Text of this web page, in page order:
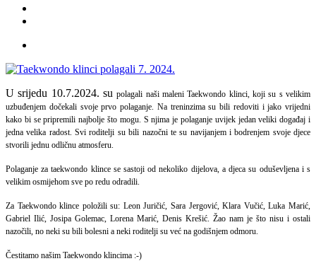
U srijedu 10.7.2024. supolagali naši maleni Taekwondo klinci, koji su s velikim
uzbuđenjem dočekali svoje prvo polaganje. Na treninzima su bili redoviti i jako vrijedni
kako bi se pripremili najbolje što mogu. S njima je polaganje uvijek jedan veliki događaj i
jedna velika radost. Svi roditelji su bili nazočni te su navijanjem i bodrenjem svoje djece
stvorili jednu odličnu atmosferu.
Polaganje za taekwondo klince se sastoji od nekoliko dijelova, a djeca su oduševljena i s
velikim osmijehom sve po redu odradili.
Za Taekwondo klince položili su: Leon Juričić, Sara Jergović, Klara Vučić, Luka Marić,
Gabriel Ilić, Josipa Golemac, Lorena Marić, Denis Krešić. Žao nam je što nisu i ostali
nazočili, no neki su bili bolesni a neki roditelji su već na godišnjem odmoru.
Čestitamo našim Taekwondo klincima :-)